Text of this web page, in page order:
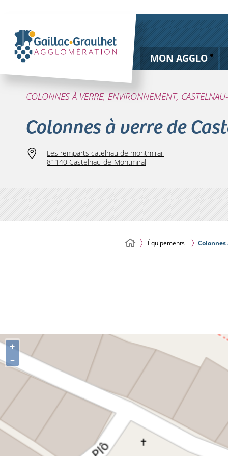
MON AGGLO
COLONNES À VERRE, ENVIRONNEMENT,
Colonnes à verre de
Les remparts catelnau de montmirail
81140 Castelnau-de-Montmiral
Équipements
+
–